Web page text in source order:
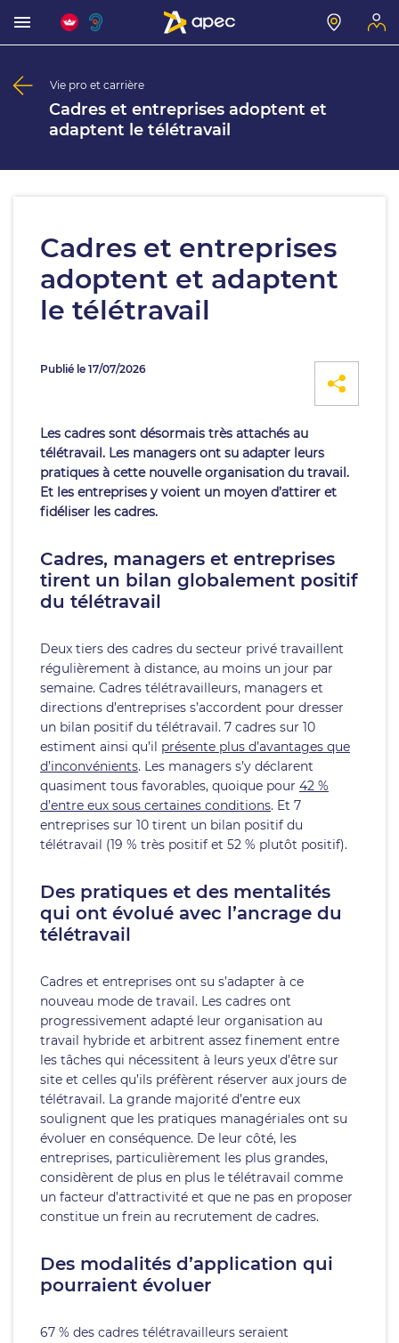
Vie pro et carrière
Cadres et entreprises adoptent et
adaptent le télétravail
Cadres et entreprises
adoptent et adaptent
le télétravail
Publié le 17/07/2026
Les cadres sont désormais très attachés au
télétravail. Les managers ont su adapter leurs
pratiques à cette nouvelle organisation du travail.
Et les entreprises y voient un moyen d’attirer et
fidéliser les cadres.
Cadres, managers et entreprises
tirent un bilan globalement positif
du télétravail
Deux tiers des cadres du secteur privé travaillent
régulièrement à distance, au moins un jour par
semaine. Cadres télétravailleurs, managers et
directions d’entreprises s’accordent pour dresser
un bilan positif du télétravail. 7 cadres sur 10
estiment ainsi qu’il présente plus d’avantages que
d’inconvénients. Les managers s’y déclarent
quasiment tous favorables, quoique pour 42 %
d’entre eux sous certaines conditions. Et 7
entreprises sur 10 tirent un bilan positif du
télétravail (19 % très positif et 52 % plutôt positif).
Des pratiques et des mentalités
qui ont évolué avec l’ancrage du
télétravail
Cadres et entreprises ont su s’adapter à ce
nouveau mode de travail. Les cadres ont
progressivement adapté leur organisation au
travail hybride et arbitrent assez finement entre
les tâches qui nécessitent à leurs yeux d’être sur
site et celles qu’ils préfèrent réserver aux jours de
télétravail. La grande majorité d’entre eux
soulignent que les pratiques managériales ont su
évoluer en conséquence. De leur côté, les
entreprises, particulièrement les plus grandes,
considèrent de plus en plus le télétravail comme
un facteur d’attractivité et que ne pas en proposer
constitue un frein au recrutement de cadres.
Des modalités d’application qui
pourraient évoluer
67 % des cadres télétravailleurs seraient